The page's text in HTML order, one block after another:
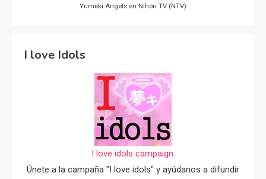
Yumeki Angels en Nihon TV (NTV)
I love Idols
I love idols campaign.
Únete a la campaña "I love idols" y ayúdanos a difundir